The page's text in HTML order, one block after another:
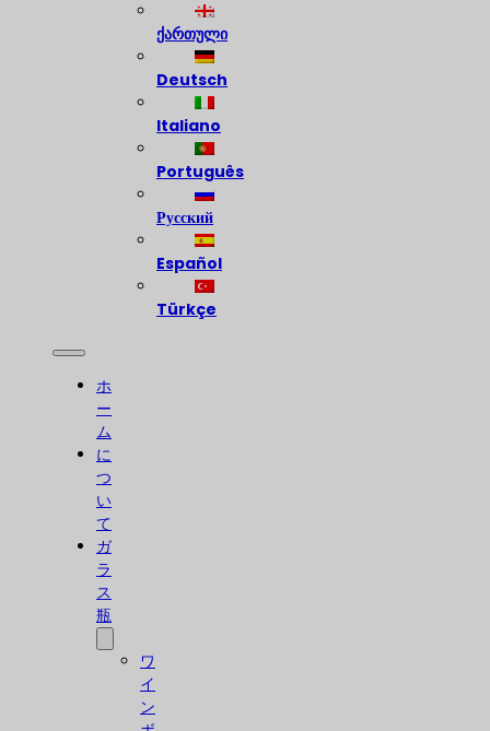
ქართული
Deutsch
Italiano
Português
Русский
Español
Türkçe
ホ
ー
ム
に
つ
い
て
ガ
ラ
ス
瓶
ワ
イ
ン